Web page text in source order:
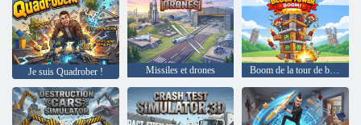
Je suis Quadrober ! Missiles et drones Boom de la tour de bloc